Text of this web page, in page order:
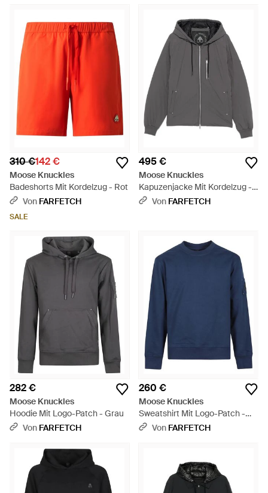
310 €142 €
Moose Knuckles
Badeshorts Mit Kordelzug - Rot
Von FARFETCH
SALE
495 €
Moose Knuckles
Kapuzenjacke Mit Kordelzug -
GrauVon FARFETCH
282 €
Moose Knuckles
Hoodie Mit Logo-Patch - Grau
Von FARFETCH
260 €
Moose Knuckles
Sweatshirt Mit Logo-Patch -
BlauVon FARFETCH